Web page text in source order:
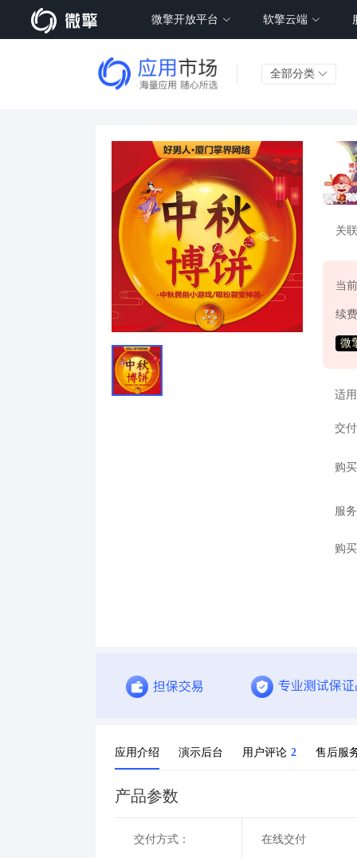
微擎开放平台 软擎云端
全部分类
关
当
续
微
适
交
购
服
购
应用介绍 演示后台 用户评论 2 售后服
产品参数
交付方式： 在线交付